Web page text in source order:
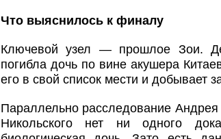
Что выяснилось к финалу
Ключевой узел — прошлое Зои.
погибла дочь по вине акушера
его в свой список мести и добывает
Параллельно расследование
Никольского нет ни одного